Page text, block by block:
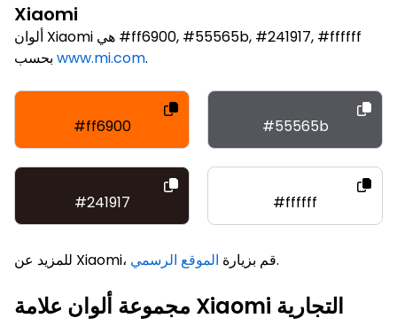
Xiaomi
ألوان Xiaomi هي #ff6900, #55565b, #241917, #ffffff
www.mi.com.
#ff6900 #55565b
#241917 #ffffff
للمزيد عن Xiaomi، قم بزيارة الموقع الرسمي .
مجموعة ألوان علامة Xiaomi التجارية